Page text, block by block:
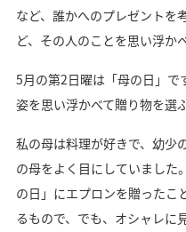
など、誰かへのプレゼントを
ど、その人のことを思い浮か
5月の第2日曜は「母の日」で
姿を思い浮かべて贈り物を選
私の母は料理が好きで、幼少
の母をよく目にしていました
の日」にエプロンを贈ったこ
るもので、でも、オシャレに